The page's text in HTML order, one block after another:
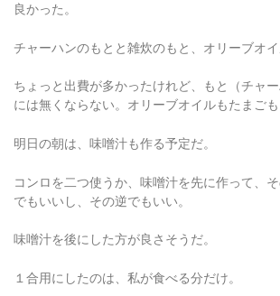
良かった。
チャーハンのもとと雑炊のもと、オリーブオイ
ちょっと出費が多かったけれど、もと（チャ
には無くならない。オリーブオイルもたまごも
明日の朝は、味噌汁も作る予定だ。
コンロを二つ使うか、味噌汁を先に作って、
でもいいし、その逆でもいい。
味噌汁を後にした方が良さそうだ。
１合用にしたのは、私が食べる分だけ。